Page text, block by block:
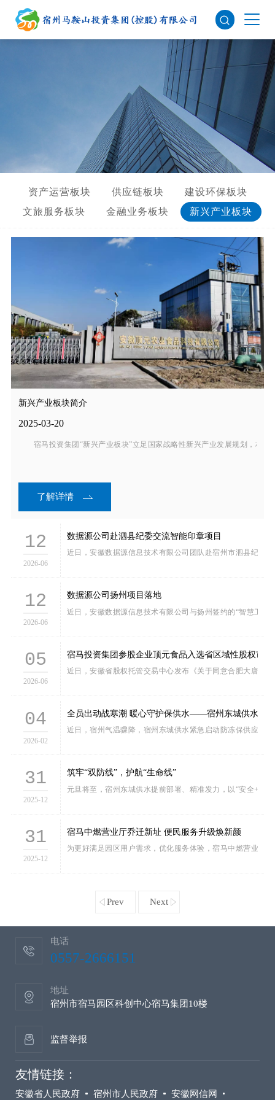
资产运营板块 供应链板块
建设环保板块
文旅服务板块
金融业务板块 新兴产业板块
新兴产业板块简介
2025-03-20
宿马投资集团“新兴产业板块”立足国家战略性新兴产业发展规划，构建
了解详情
12
2026-06
数据源公司赴泗县纪委交流智能印章项目
近日，安徽数据源信息技术有限公司团队赴宿州市泗县纪委
12
2026-06
数据源公司扬州项目落地
近日，安徽数据源信息技术有限公司与扬州签约的“智慧工
05
2026-06
宿马投资集团参股企业顶元食品入选省区域性股权市
近日，安徽省股权托管交易中心发布《关于同意合肥大唐存
04
2026-02
全员出动战寒潮 暖心守护保供水——宿州东城供水筑牢
近日，宿州气温骤降，宿州东城供水紧急启动防冻保供应急
31
2025-12
筑牢“双防线”，护航“生命线”
元旦将至，宿州东城供水提前部署、精准发力，以“安全+廉
31
2025-12
宿马中燃营业厅乔迁新址 便民服务升级焕新颜
为更好满足园区用户需求，优化服务体验，宿马中燃营业厅
Prev Next
电话
0557-2666151
地址
宿州市宿马园区科创中心宿马集团10楼
监督举报
友情链接：
安徽省人民政府 宿州市人民政府 安徽网信网